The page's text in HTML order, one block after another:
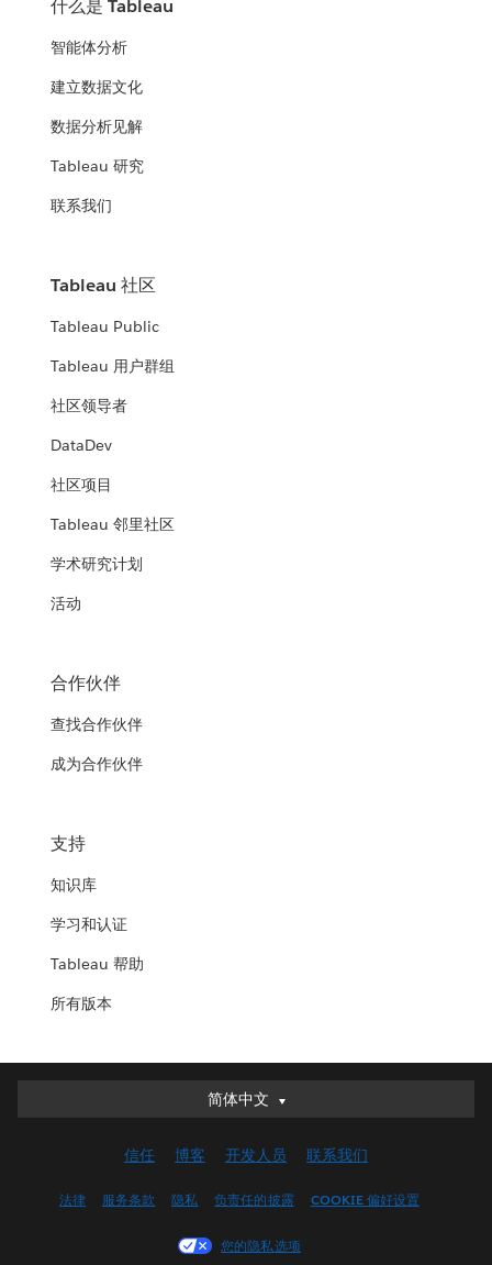
什么是 Tableau
智能体分析
建立数据文化
数据分析见解
Tableau 研究
联系我们
Tableau 社区
Tableau Public
Tableau 用户群组
社区领导者
DataDev
社区项目
Tableau 邻里社区
学术研究计划
活动
合作伙伴
查找合作伙伴
成为合作伙伴
支持
知识库
学习和认证
Tableau 帮助
所有版本
简体中文
简体中文
English (UK)
Français (Canada)
信任 博客 开发人员 联系我们
法律 服务条款 隐私 负责任的披露 COOKIE 偏好设置
您的隐私选项